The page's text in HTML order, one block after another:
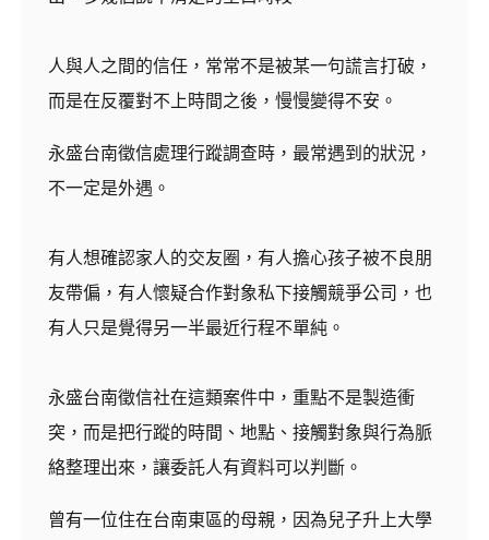
人與人之間的信任，常常不是被某一句謊言打破，
而是在反覆對不上時間之後，慢慢變得不安。
永盛台南徵信處理行蹤調查時，最常遇到的狀況，
不一定是外遇。
有人想確認家人的交友圈，有人擔心孩子被不良朋
友帶偏，有人懷疑合作對象私下接觸競爭公司，也
有人只是覺得另一半最近行程不單純。
永盛台南徵信社在這類案件中，重點不是製造衝
突，而是把行蹤的時間、地點、接觸對象與行為脈
絡整理出來，讓委託人有資料可以判斷。
曾有一位住在台南東區的母親，因為兒子升上大學